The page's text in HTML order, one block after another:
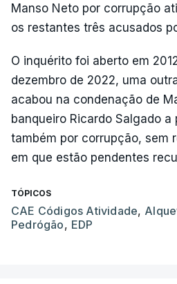
Manso Neto por corrupção
os restantes três acusados
O inquérito foi aberto em
dezembro de 2022, uma
acabou na condenação de
banqueiro Ricardo Salgado
também por corrupção, sem
em que estão pendentes
TÓPICOS
CAE Códigos Atividade,
Pedrógão, EDP